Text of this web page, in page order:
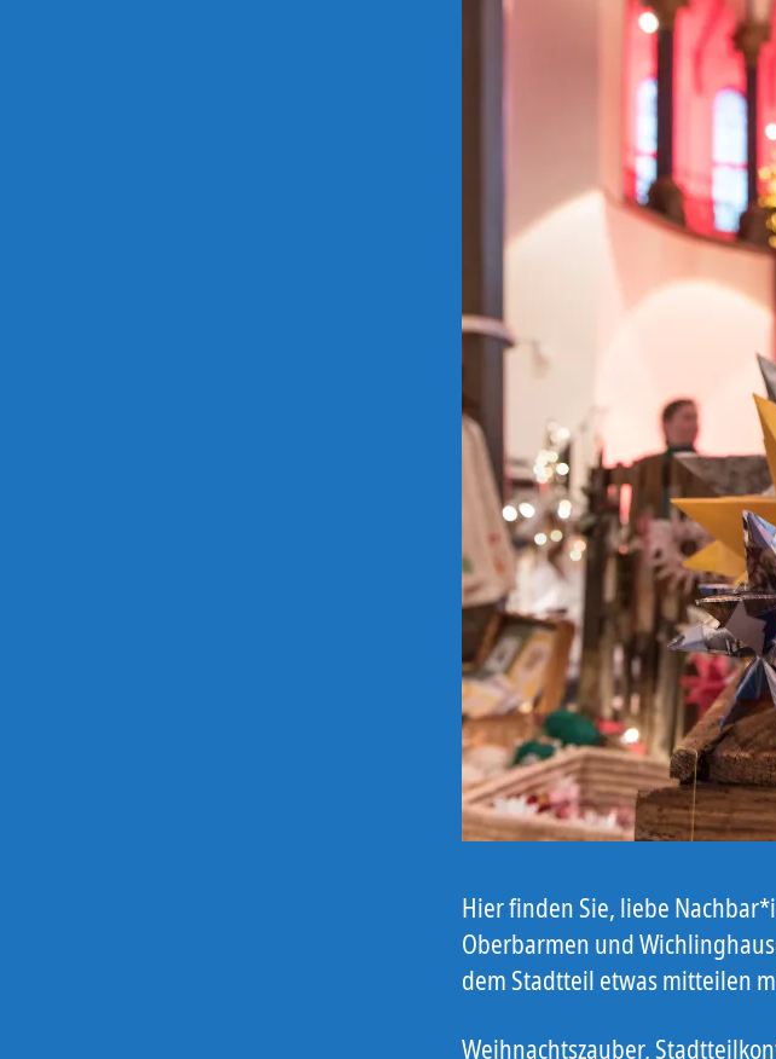
Hier finden Sie, liebe
Oberbarmen und
dem Stadtteil etwas mitteilen
Weihnachtszauber,